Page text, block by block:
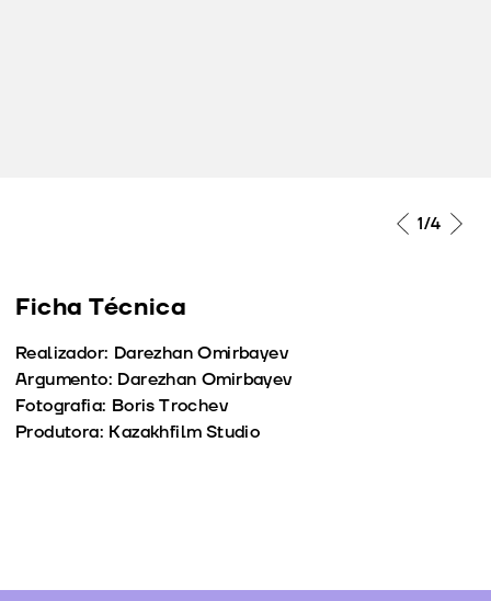
1/4
Ficha Técnica
Realizador: Darezhan Omirbayev
Argumento: Darezhan Omirbayev
Fotografia: Boris Trochev
Produtora: Kazakhfilm Studio